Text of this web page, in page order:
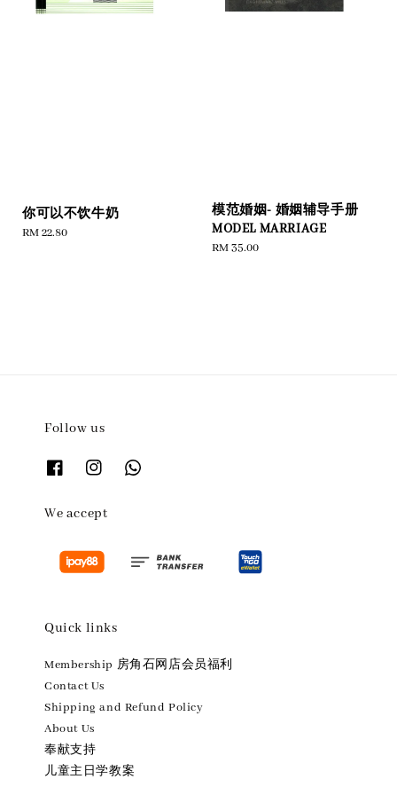
你可以不饮牛奶
Regular
RM 22.80
模范婚姻- 婚姻辅导手册
MODEL MARRIAGE
Regular
RM 35.00
Follow us
We accept
Quick links
Membership 房角石网店会员福利
Contact Us
Shipping and Refund Policy
About Us
奉献支持
儿童主日学教案